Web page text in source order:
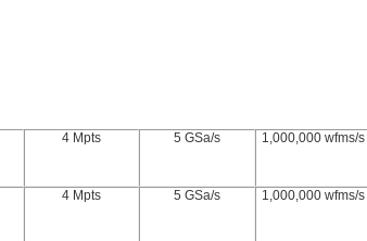
4 Mpts 5 GSa/s 1,000,000 wfms/s
4 Mpts 5 GSa/s 1,000,000 wfms/s